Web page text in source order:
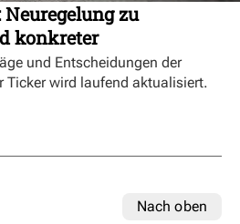
zu
konkreter
und Entscheidungen der
Ticker wird laufend aktualisiert.
Nach oben